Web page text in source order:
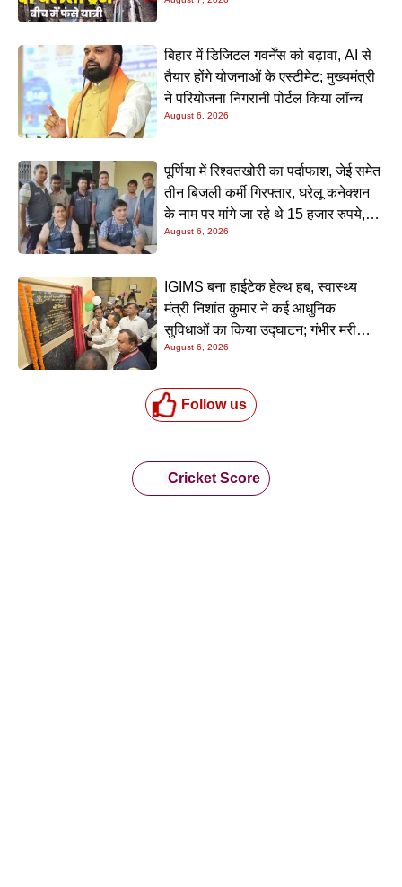
यात्रियों की लापरवाही आई सामने
बिहार में डिजिटल गवर्नेंस को बढ़ावा, AI से
तैयार होंगे योजनाओं के एस्टीमेट; मुख्यमंत्री
ने परियोजना निगरानी पोर्टल किया लॉन्च
August 6, 2026
पूर्णिया में रिश्वतखोरी का पर्दाफाश, जेई समेत
तीन बिजली कर्मी गिरफ्तार, घरेलू कनेक्शन
के नाम पर मांगे जा रहे थे 15 हजार रुपये,
निगरानी टीम ने रंगे हाथ पकड़ा
August 6, 2026
IGIMS बना हाईटेक हेल्थ हब, स्वास्थ्य
मंत्री निशांत कुमार ने कई आधुनिक
सुविधाओं का किया उद्घाटन; गंभीर मरीजों
के इलाज में आएगा बड़ा सुधार
August 6, 2026
Follow us
Cricket Score